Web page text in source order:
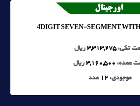
4DIGIT SEVEN-SEGMENT
تکی:3,313,275 ریال
عمده: 3,160,500 ریال
موجودی: 12 عدد